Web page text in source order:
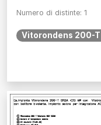
Numero di distinte: 1
Vitorondens 200-T